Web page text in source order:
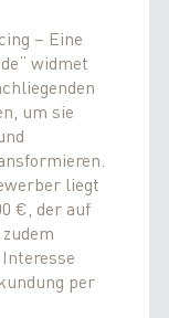
– Eine
widmet
um sie
liegt
€, der auf
per